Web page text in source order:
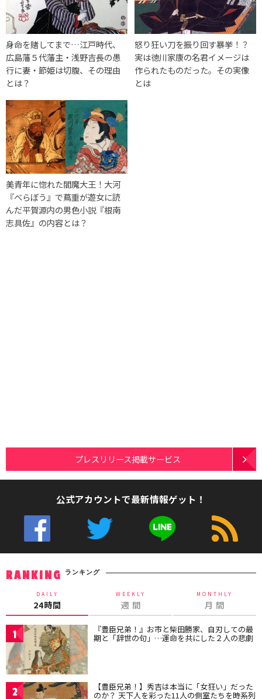
身命を賭してまで…江戸時代、
広島藩５代藩主・浅野吉長の愚
行に妻・節姫は切腹、その理由
とは？
怒り狂い刀を振り回す暴挙！？
実は徳川家康の名君イメージは
作られたものだった。その実像
とは
美青年に惚れた閻魔大王！大河
『べらぼう』で蔦重が遊女に読
んだ平賀源内の男色小説『根南
志具佐』の内容とは？
プレスリリース掲載サービス
公式アカウントで最新情報ゲット！
RANKING ランキング
DAILY
24時間
WEEKLY
週 間
MONTHLY
月 間
1 『豊臣兄弟！』お市と柴田勝家、自刃しての最
期と「辞世の句」…運命を共にした２人の悲劇
2 【豊臣兄弟！】秀吉は本当に「女狂い」だった
のか？ 天下人を彩った11人の側室たちを時系列